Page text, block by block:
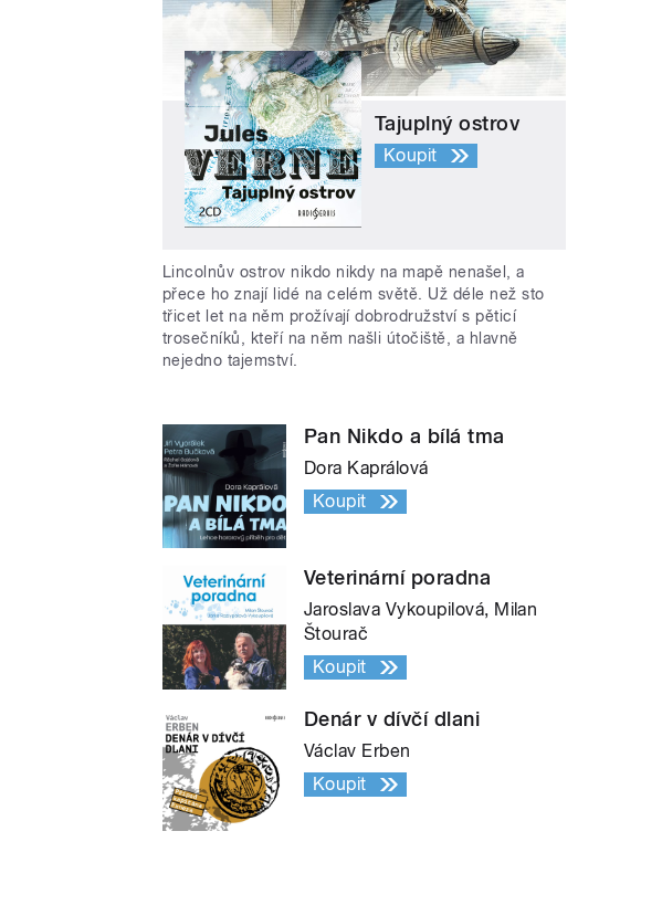
Tajuplný ostrov
Koupit
Lincolnův ostrov nikdo nikdy na mapě nenašel, a
přece ho znají lidé na celém světě. Už déle než sto
třicet let na něm prožívají dobrodružství s pěticí
trosečníků, kteří na něm našli útočiště, a hlavně
nejedno tajemství.
Pan Nikdo a bílá tma
Dora Kaprálová
Koupit
Veterinární poradna
Jaroslava Vykoupilová, Milan
Štourač
Koupit
Denár v dívčí dlani
Václav Erben
Koupit